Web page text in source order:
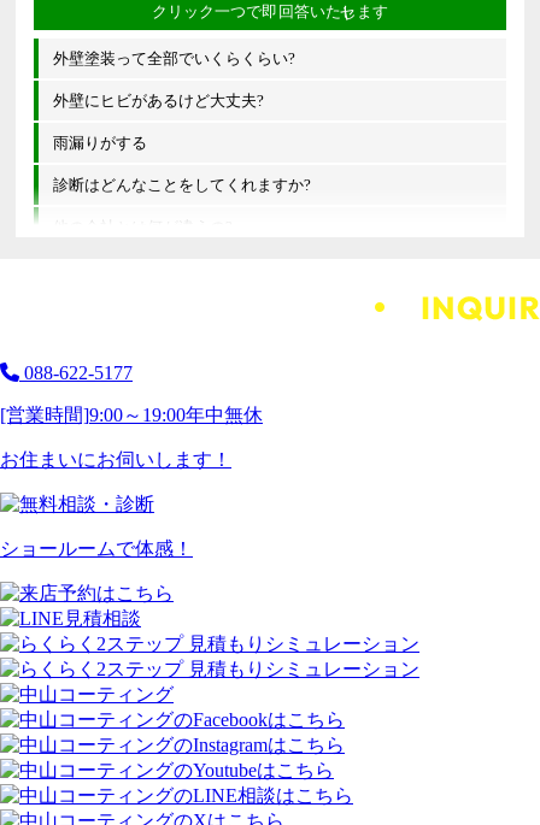
外壁塗装って全部でいくらくらい?
外壁にヒビがあるけど大丈夫?
雨漏りがする
診断はどんなことをしてくれますか?
他の会社とは何が違うの?
088-622-5177
[営業時間]9:00～19:00年中無休
お住まいにお伺いします！
ショールームで体感！